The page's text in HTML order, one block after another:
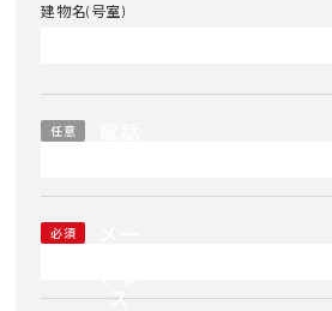
建物名(号室)
任意
必須
ス